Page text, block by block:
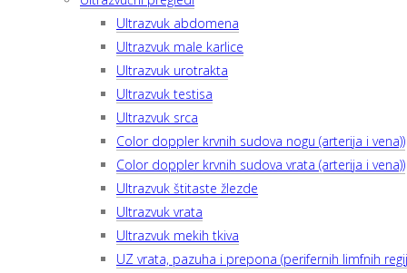
Ultrazvuk abdomena
Ultrazvuk male karlice
Ultrazvuk urotrakta
Ultrazvuk testisa
Ultrazvuk srca
Color doppler krvnih sudova nogu (arterija i vena))
Color doppler krvnih sudova vrata (arterija i vena))
Ultrazvuk štitaste žlezde
Ultrazvuk vrata
Ultrazvuk mekih tkiva
UZ vrata, pazuha i prepona (perifernih limfnih